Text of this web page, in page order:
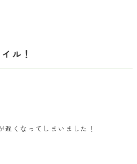
ル！
遅くなってしまいました！